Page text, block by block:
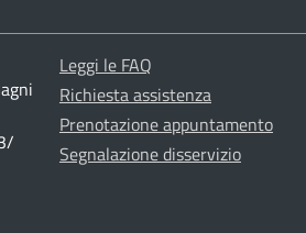
Leggi le FAQ
Richiesta assistenza
Prenotazione appuntamento
Segnalazione disservizio